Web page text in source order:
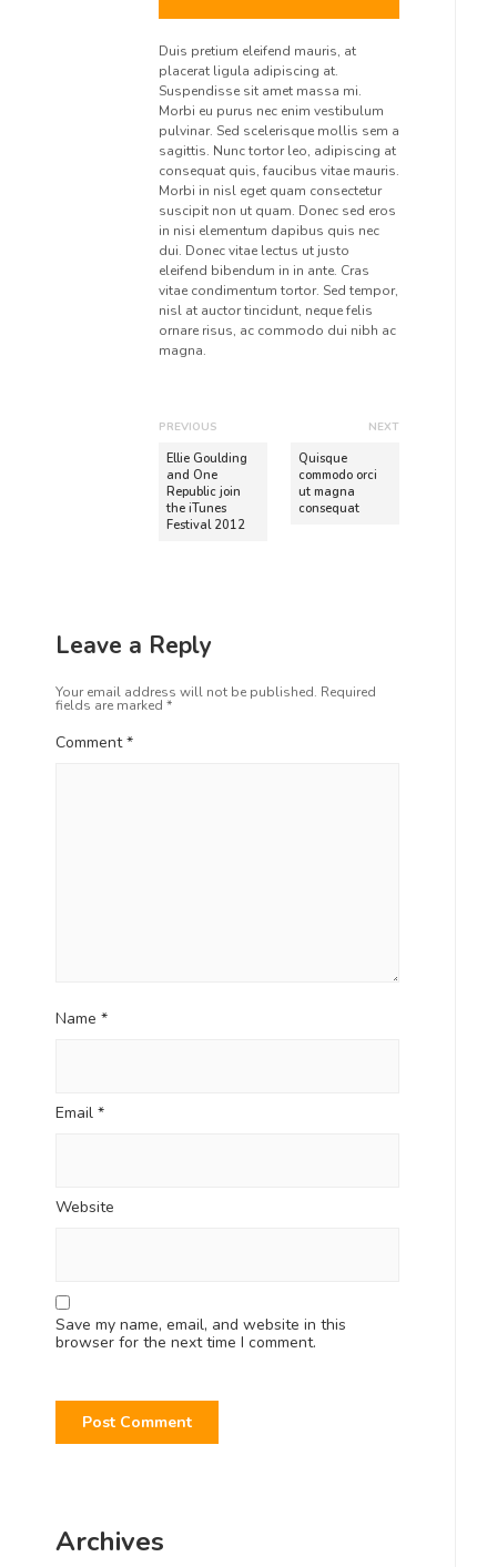
Duis pretium eleifend mauris, at
placerat ligula adipiscing at.
Suspendisse sit amet massa mi.
Morbi eu purus nec enim vestibulum
pulvinar. Sed scelerisque mollis sem a
sagittis. Nunc tortor leo, adipiscing at
consequat quis, faucibus vitae mauris.
Morbi in nisl eget quam consectetur
suscipit non ut quam. Donec sed eros
in nisi elementum dapibus quis nec
dui. Donec vitae lectus ut justo
eleifend bibendum in in ante. Cras
vitae condimentum tortor. Sed tempor,
nisl at auctor tincidunt, neque felis
ornare risus, ac commodo dui nibh ac
magna.
P
o
s
t
i
a
PREVIOUS
p
s
t
Ellie Goulding
and One
Republic join
the iTunes
Festival 2012
NEXT
NQuisque
commodo orci
ut magna
consequat
Leave a Reply
Your email address will not be published. Required
fields are marked *
Comment*
Name *
Email *
Website
Save my name, email, and website in this
browser for the next time I comment.
Archives